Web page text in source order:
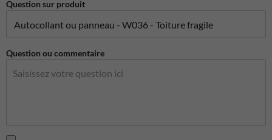
Question sur produit
Question ou commentaire